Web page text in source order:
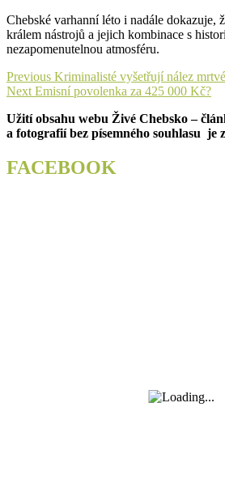
Chebské varhanní léto i nadále dokazuje,
králem nástrojů a jejich kombinace s
nezapomenutelnou atmosféru.
Navigace
pro
příspěvek
Previous Previous
post:
Kriminalisté vyšetřují nález
Next Next
Emisní povolenka za 425 000 Kč?
Užití obsahu webu Živé Chebsko –
a fotografií bez písemného souhlasu je
FACEBOOK